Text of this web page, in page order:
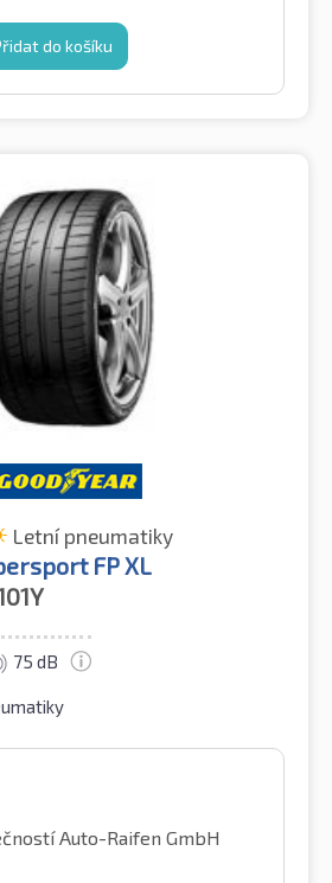
do košíku
Letní pneumatiky
FP XL
75 dB
Auto-Raifen GmbH